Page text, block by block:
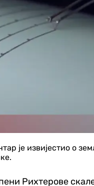
је извијестио о
Рихтерове